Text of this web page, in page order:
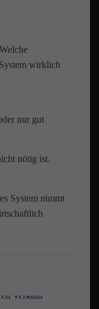
wirklich
nur gut
nötig ist.
System nimmt